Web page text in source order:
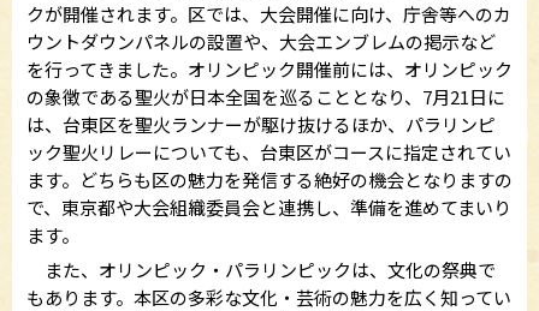
クが開催されます。区では、大会開催に向け、庁舎等へのカ
ウントダウンパネルの設置や、大会エンブレムの掲示など
を行ってきました。オリンピック開催前には、オリンピック
の象徴である聖火が日本全国を巡ることとなり、7月21日に
は、台東区を聖火ランナーが駆け抜けるほか、パラリンピ
ック聖火リレーについても、台東区がコースに指定されてい
ます。どちらも区の魅力を発信する絶好の機会となりますの
で、東京都や大会組織委員会と連携し、準備を進めてまいり
ます。
また、オリンピック・パラリンピックは、文化の祭典で
もあります。本区の多彩な文化・芸術の魅力を広く知ってい